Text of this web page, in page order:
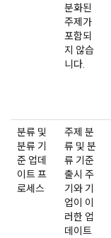
분화된
주제가
포함되
지 않습
니다.
분류 및
분류 기
준 업데
이트 프
로세스
주제 분
류 및 분
류 기준
출시 주
기와 기
업이 이
러한 업
데이트